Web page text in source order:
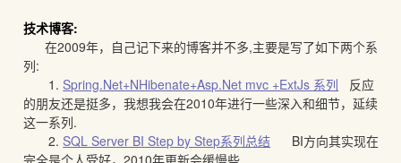
技术博客:
在2009年，自己记下来的博客并不多,主要是写了如下两个系
列:
1.Spring.Net+NHibenate+Asp.Net mvc +ExtJs 系列 反应
的朋友还是挺多，我想我会在2010年进行一些深入和细节，延续
这一系列.
2.SQL Server BI Step by Step系列总结 BI方向其实现在
完全是个人受好，2010年更新会缓慢些.